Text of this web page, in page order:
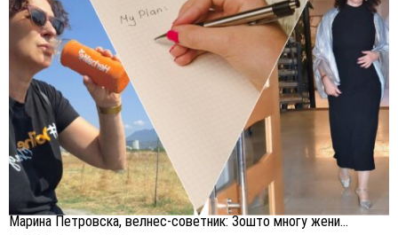
Марина Петровска, велнес-советник: Зошто многу жени...